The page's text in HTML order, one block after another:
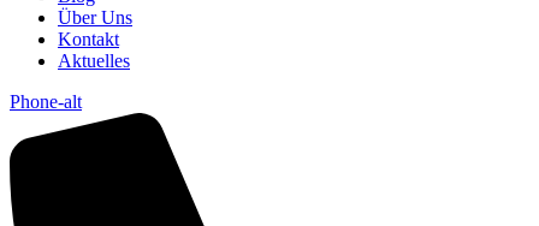
Über Uns
Kontakt
Aktuelles
Phone-alt